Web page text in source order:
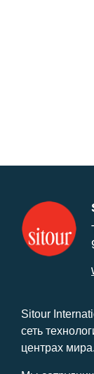
Sitour
сеть
центрах мира.